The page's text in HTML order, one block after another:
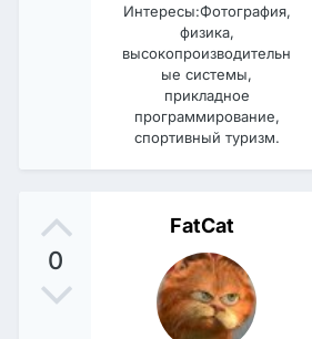
Интересы:Фотография,
физика,
высокопроизводительн
ые системы,
прикладное
программирование,
спортивный туризм.
0
FatCat